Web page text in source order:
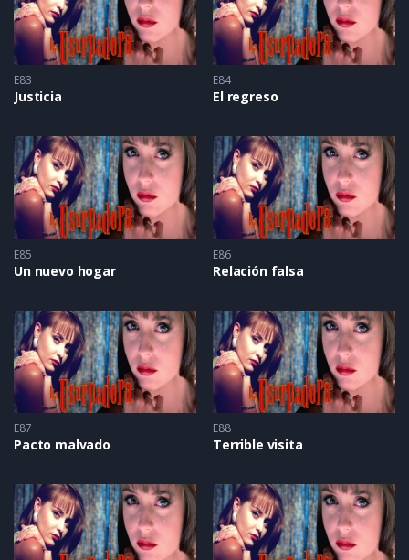
E83
Justicia
E84
El regreso
E85
Un nuevo hogar
E86
Relación falsa
E87
Pacto malvado
E88
Terrible visita